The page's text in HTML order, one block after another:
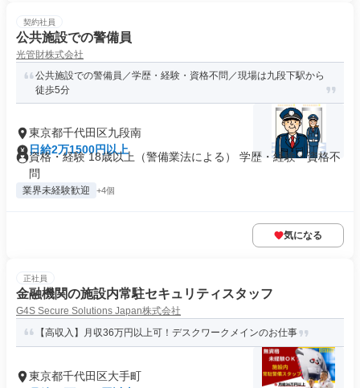
契約社員
公共施設での警備員
光管財株式会社
公共施設での警備員／学歴・経験・資格不問／現場は九段下駅から
徒歩5分
東京都千代田区九段南
日給2万1500円以上
資格・経験 18歳以上（警備業法による） 学歴・経験・資格不
問
業界未経験歓迎 +4個
気になる
正社員
金融機関の施設内常駐セキュリティスタッフ
G4S Secure Solutions Japan株式会社
【高収入】月収36万円以上可！デスクワークメインのお仕事
東京都千代田区大手町